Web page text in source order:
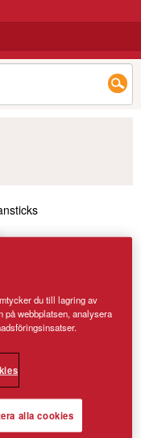
med
du till lagring av
på webbplatsen, analysera
alla cookies